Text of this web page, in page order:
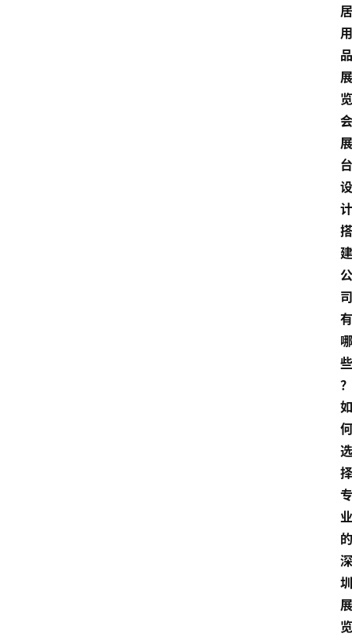
居
用
品
展
览
会
展
台
设
计
搭
建
公
司
有
哪
些
？
如
何
选
择
专
业
的
深
圳
展
览